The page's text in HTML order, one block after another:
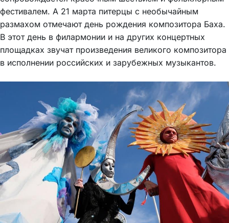
фестивалем. А 21 марта питерцы с необычайным
размахом отмечают день рождения композитора Баха.
В этот день в филармонии и на других концертных
площадках звучат произведения великого композитора
в исполнении российских и зарубежных музыкантов.